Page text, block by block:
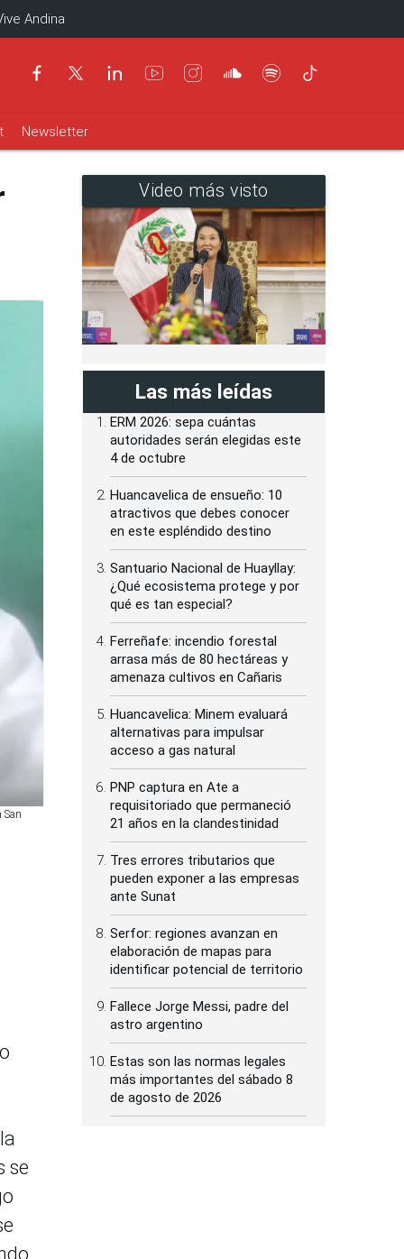
Andina
Newsletter
San
se
Video más visto
Las más leídas
ERM 2026: sepa cuántas
autoridades serán elegidas este
4 de octubre
Huancavelica de ensueño: 10
atractivos que debes conocer
en este espléndido destino
Santuario Nacional de Huayllay:
¿Qué ecosistema protege y por
qué es tan especial?
Ferreñafe: incendio forestal
arrasa más de 80 hectáreas y
amenaza cultivos en Cañaris
Huancavelica: Minem evaluará
alternativas para impulsar
acceso a gas natural
PNP captura en Ate a
requisitoriado que permaneció
21 años en la clandestinidad
Tres errores tributarios que
pueden exponer a las empresas
ante Sunat
Serfor: regiones avanzan en
elaboración de mapas para
identificar potencial de territorio
Fallece Jorge Messi, padre del
astro argentino
Estas son las normas legales
más importantes del sábado 8
de agosto de 2026